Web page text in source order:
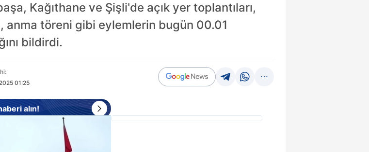
Kağıthane ve Şişli'de açık yer toplantıları,
töreni gibi eylemlerin bugün 00.01
bildirdi.
01:25
alın!